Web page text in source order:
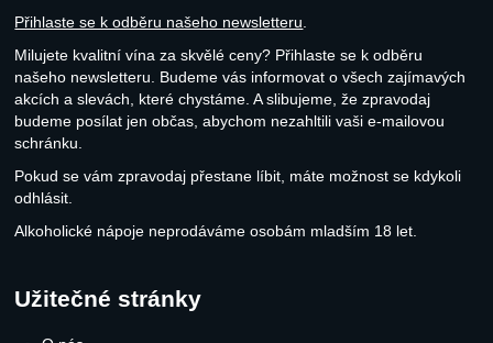
Přihlaste se k odběru našeho newsletteru
Milujete kvalitní vína za skvělé ceny? Přihlaste se k odběru
našeho newsletteru. Budeme vás informovat o všech zajímavých
akcích a slevách, které chystáme. A slibujeme, že zpravodaj
budeme posílat jen občas, abychom nezahltili vaši e-mailovou
schránku.
Pokud se vám zpravodaj přestane líbit, máte možnost se kdykoli
odhlásit.
Alkoholické nápoje neprodáváme osobám mladším 18 let.
Užitečné stránky